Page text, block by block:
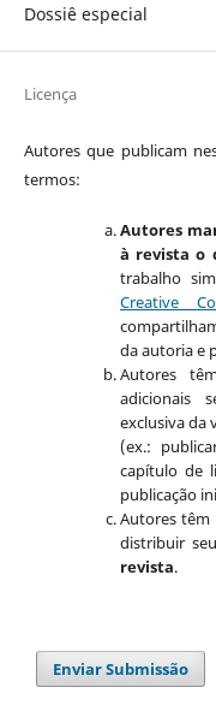
Dossiê especial
Licença
Autores que publicam
termos:
Autores
à revista o
trabalho
Creative
da autoria e
Autores
adicionais
exclusiva da
(ex.:
capítulo de
publicação
Autores têm
distribuir
revista.
Enviar Submissão